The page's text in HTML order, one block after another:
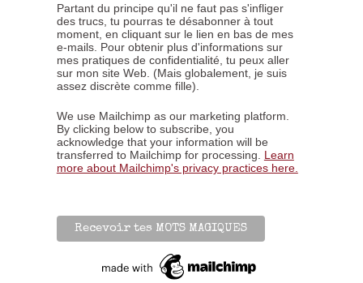
Partant du principe qu'il ne faut pas s'infliger
des trucs, tu pourras te désabonner à tout
moment, en cliquant sur le lien en bas de mes
e-mails. Pour obtenir plus d'informations sur
mes pratiques de confidentialité, tu peux aller
sur mon site Web. (Mais globalement, je suis
assez discrète comme fille).
We use Mailchimp as our marketing platform.
By clicking below to subscribe, you
acknowledge that your information will be
transferred to Mailchimp for processing. Learn
more about Mailchimp's privacy practices here.